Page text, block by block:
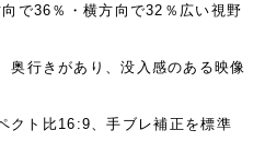
で36％・横方向で32％広い視野
奥行きがあり、没入感のある映像
ト比16:9、手ブレ補正を標準